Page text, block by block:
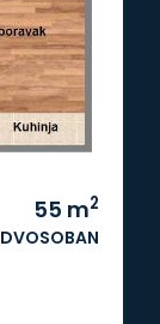
55 m2
DVOSOBAN